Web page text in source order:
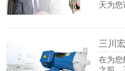
天为
在为您